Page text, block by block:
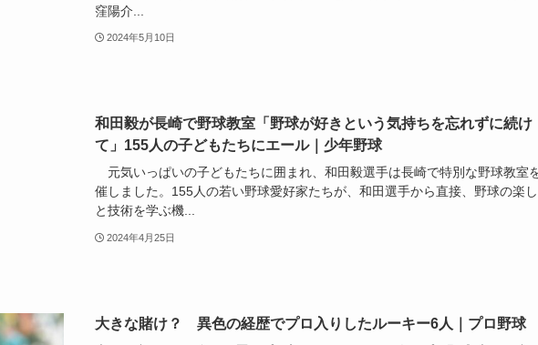
窪陽介...
2024年5月10日
和田毅が長崎で野球教室「野球が好きという気持ちを忘れずに続け
て」155人の子どもたちにエール｜少年野球
元気いっぱいの子どもたちに囲まれ、和田毅選手は長崎で特別な野球教室
催しました。155人の若い野球愛好家たちが、和田選手から直接、野球の楽し
と技術を学ぶ機...
2024年4月25日
大きな賭け？ 異色の経歴でプロ入りしたルーキー6人｜プロ野球